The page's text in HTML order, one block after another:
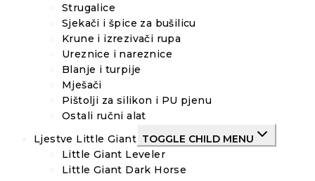
Strugalice
Sjekači i špice za bušilicu
Krune i izrezivači rupa
Ureznice i nareznice
Blanje i turpije
Mješači
Pištolji za silikon i PU pjenu
Ostali ručni alat
Ljestve Little Giant TOGGLE CHILD MENU
Little Giant Leveler
Little Giant Dark Horse